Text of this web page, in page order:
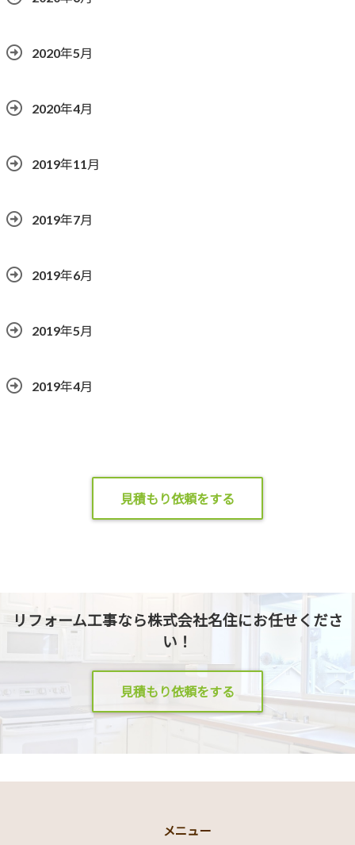
2020年5月
2020年4月
2019年11月
2019年7月
2019年6月
2019年5月
2019年4月
見積もり依頼をする
リフォーム工事なら株式会社名住にお任せくださ
い！
見積もり依頼をする
メニュー